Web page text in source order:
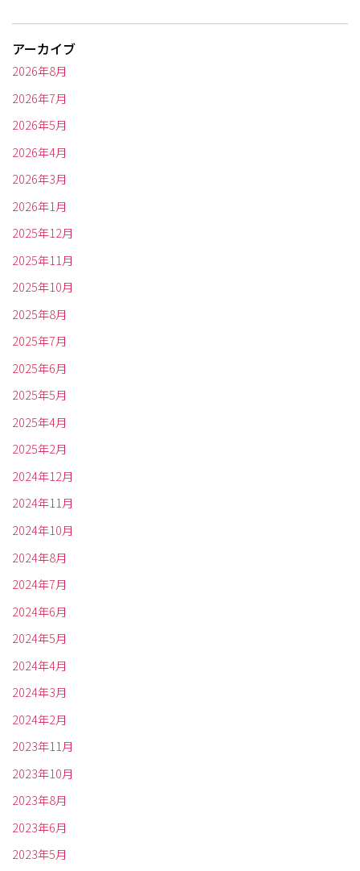
アーカイブ
2026年8月
2026年7月
2026年5月
2026年4月
2026年3月
2026年1月
2025年12月
2025年11月
2025年10月
2025年8月
2025年7月
2025年6月
2025年5月
2025年4月
2025年2月
2024年12月
2024年11月
2024年10月
2024年8月
2024年7月
2024年6月
2024年5月
2024年4月
2024年3月
2024年2月
2023年11月
2023年10月
2023年8月
2023年6月
2023年5月